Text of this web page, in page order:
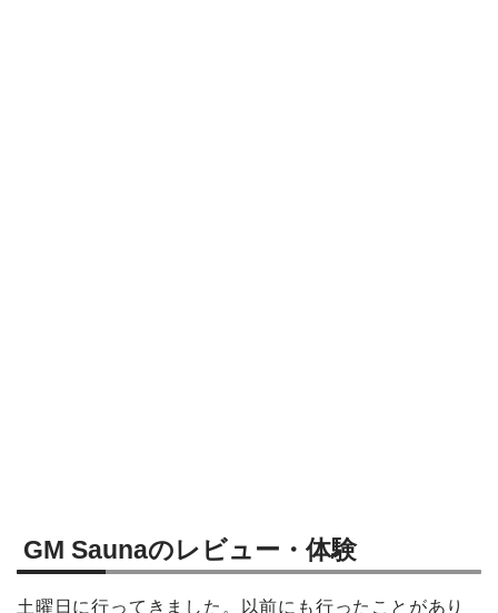
GM Saunaのレビュー・体験
土曜日に行ってきました。以前にも行ったことがあり